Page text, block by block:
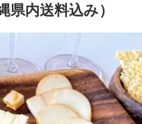
県内送料込み）